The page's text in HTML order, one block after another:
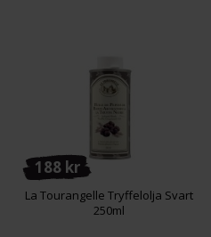
188 kr
La Tourangelle Tryffelolja Svart
250ml